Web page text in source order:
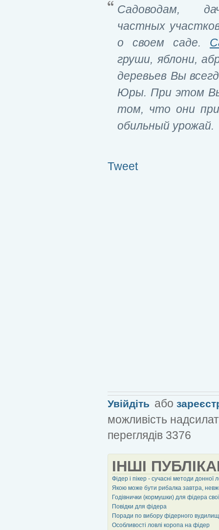
Садоводам,
частных
о своем саде.
груши, яблони,
деревьев Вы
Юры. При этом
том, что они
обильный урожай.
Tweet
Увійдіть або
можливість
переглядів 3376
ІНШІ
Фідер і пікер - сучасні методи донної
Якою може бути рибалка завтра,
Годівнички (кормушки) для фідера
Повідки для фідера
Поради по вибору фідерного
Особливості ловлі коропа на фідер